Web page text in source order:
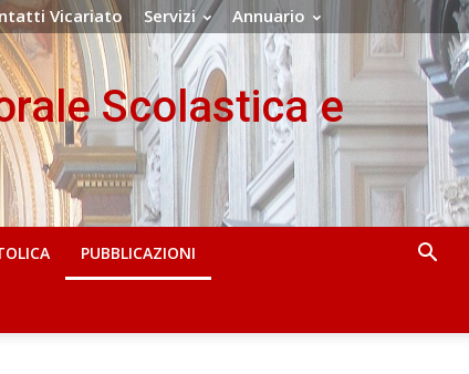
Vicariato Servizi Annuario
Scolastica e
PUBBLICAZIONI